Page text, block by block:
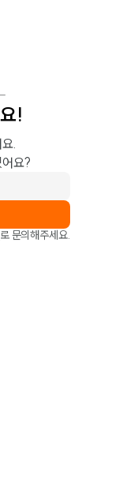
!
.
요?
로 문의해주세요.